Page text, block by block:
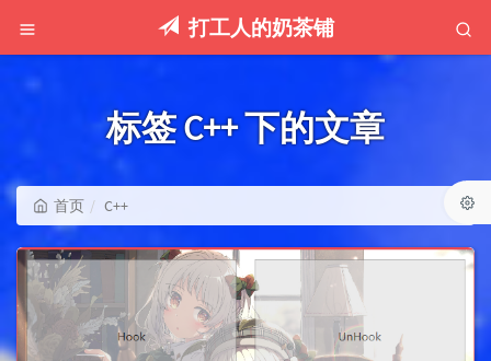
打工人的奶茶铺
标签 C++ 下的文章
首页 C++